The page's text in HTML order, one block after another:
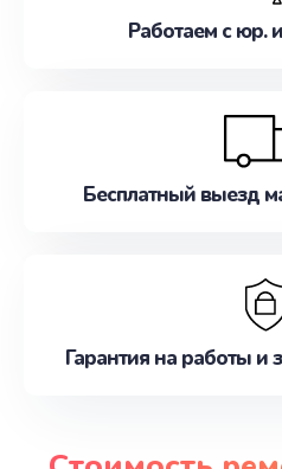
Работаем с юр.
Бесплатный выезд
Гарантия на работы и